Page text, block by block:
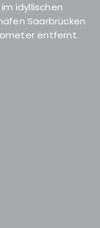
idyllischen
Saarbrücken
entfernt.